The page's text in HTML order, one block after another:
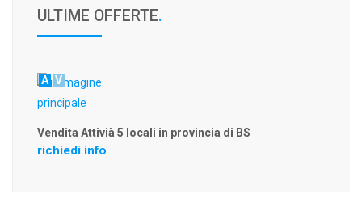
ULTIME OFFERTE.
A V
Vendita Attivià 5 locali in provincia di BS
richiedi info